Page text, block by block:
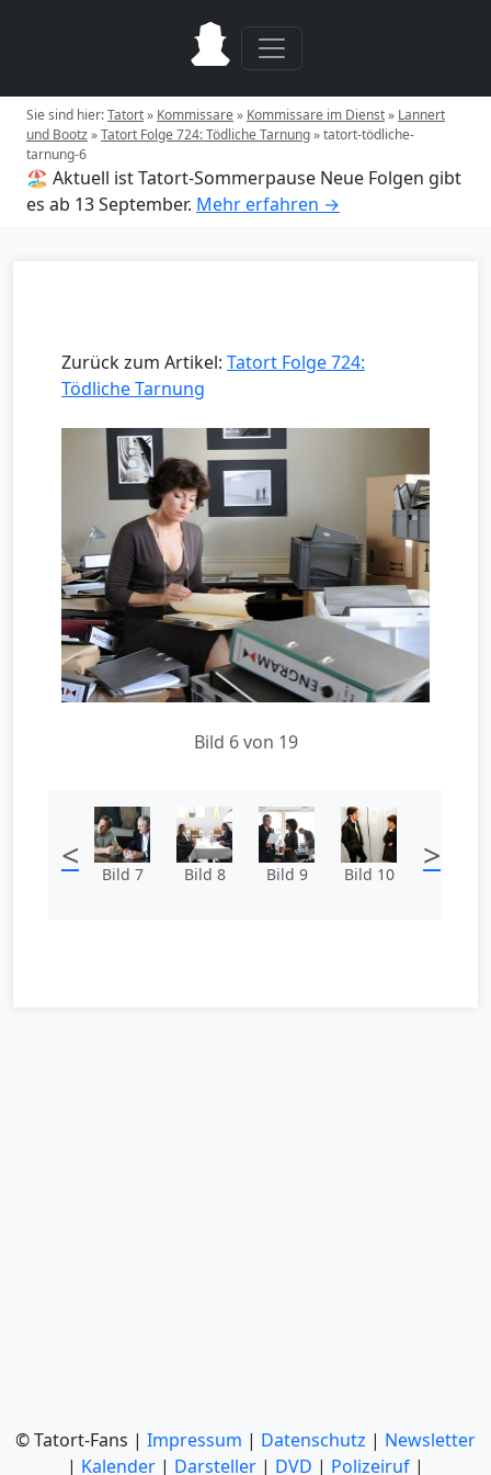
Sie sind hier:Tatort» Kommissare» Kommissare im Dienst» Lannert
und Bootz»Tatort Folge 724: Tödliche Tarnung»tatort-tödliche-
tarnung-6
🏖️ Aktuell ist Tatort-Sommerpause Neue Folgen gibt
es ab 13 September. Mehr erfahren →
Zurück zum Artikel: Tatort Folge 724:
Tödliche Tarnung
Bild 6 von 19
< Bild 7 Bild 8 Bild 9 Bild 10 >
© Tatort-Fans | Impressum | Datenschutz | Newsletter
| Kalender | Darsteller | DVD | Polizeiruf |